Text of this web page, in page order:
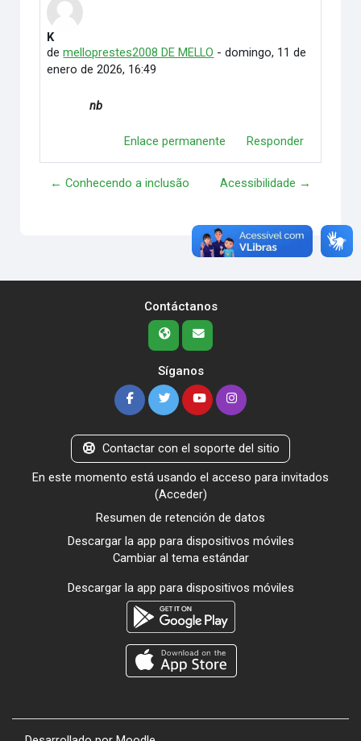
K
demelloprestes2008 DE MELLO -domingo, 11 de
enero de 2026, 16:49
Número de respuestas: 0
nb
Enlace permanente Responder
← Conhecendo a inclusão Acessibilidade →
Contáctanos
Síganos
Contactar con el soporte del sitio
En este momento está usando el acceso para invitados
(Acceder)
Resumen de retención de datos
Descargar la app para dispositivos móviles
Cambiar al tema estándar
Descargar la app para dispositivos móviles